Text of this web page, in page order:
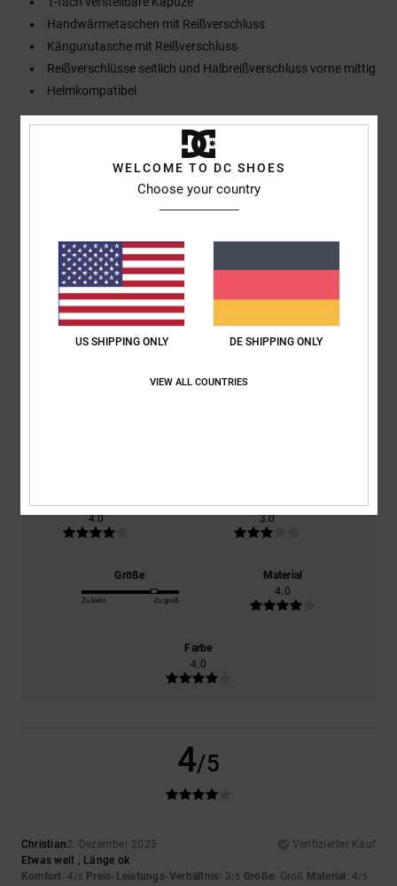
Handwärmetaschen mit Reißverschluss
Kängurutasche mit Reißverschluss
Reißverschlüsse seitlich und Halbreißverschluss vorne mittig
Helmkompatibel
[Hauptstoff] 100 % Nylon
Versand & Rückversand
Kundenbewertungen
Durchschnittliche Bewertung
4.0/5
Komfort
4.0
Preis-Leistungs-Verhältnis
3.0
Größe
Zu klein Zu groß
Material
4.0
Farbe
4.0
4/5
Christian2. Dezember 2025
Verifizierter Kauf
Etwas weit , Länge ok
Komfort: 4/5 Preis-Leistungs-Verhältnis: 3/5 Größe: Groß Material : 4/5
WELCOME TO DC SHOES
Choose your country
US SHIPPING ONLY DE SHIPPING ONLY
VIEW ALL COUNTRIES